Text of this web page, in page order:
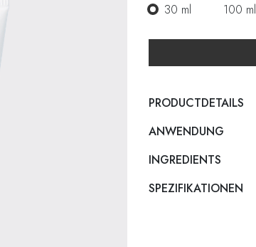
30 ml
100 ml
PRODUCTDETAILS
ANWENDUNG
INGREDIENTS
SPEZIFIKATIONEN